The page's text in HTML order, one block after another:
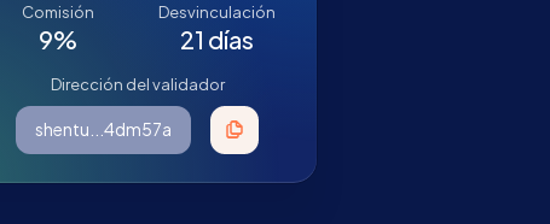
Comisión
9%
Desvinculación
21 días
Dirección del validador
shentu...4dm57a